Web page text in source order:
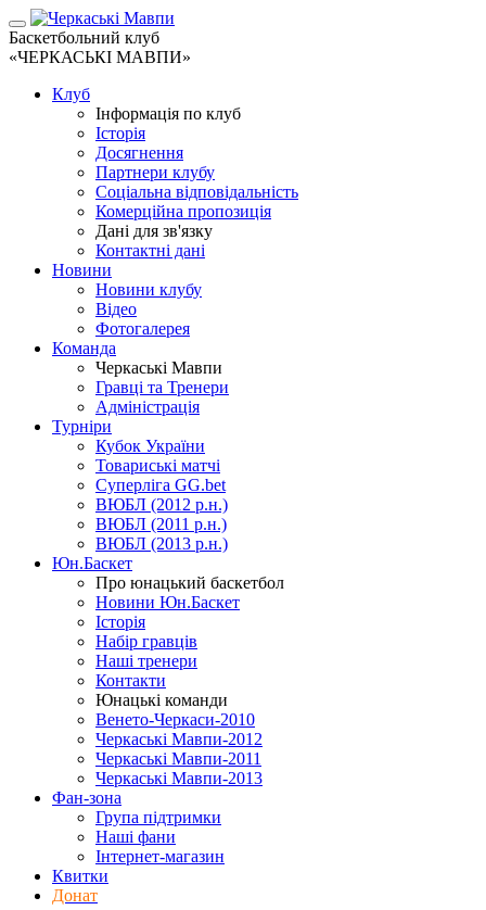
Баскетбольний клуб
«ЧЕРКАСЬКІ МАВПИ»
Клуб
Інформація по клуб
Історія
Досягнення
Партнери клубу
Соціальна відповідальність
Комерційна пропозиція
Дані для зв'язку
Контактні дані
Новини
Новини клубу
Відео
Фотогалерея
Команда
Черкаські Мавпи
Гравці та Тренери
Адміністрація
Турніри
Кубок України
Товариські матчі
Суперліга GG.bet
ВЮБЛ (2012 р.н.)
ВЮБЛ (2011 р.н.)
ВЮБЛ (2013 р.н.)
Юн.Баскет
Про юнацький баскетбол
Новини Юн.Баскет
Історія
Набір гравців
Наші тренери
Контакти
Юнацькі команди
Венето-Черкаси-2010
Черкаські Мавпи-2012
Черкаські Мавпи-2011
Черкаські Мавпи-2013
Фан-зона
Група підтримки
Наші фани
Інтернет-магазин
Квитки
Донат